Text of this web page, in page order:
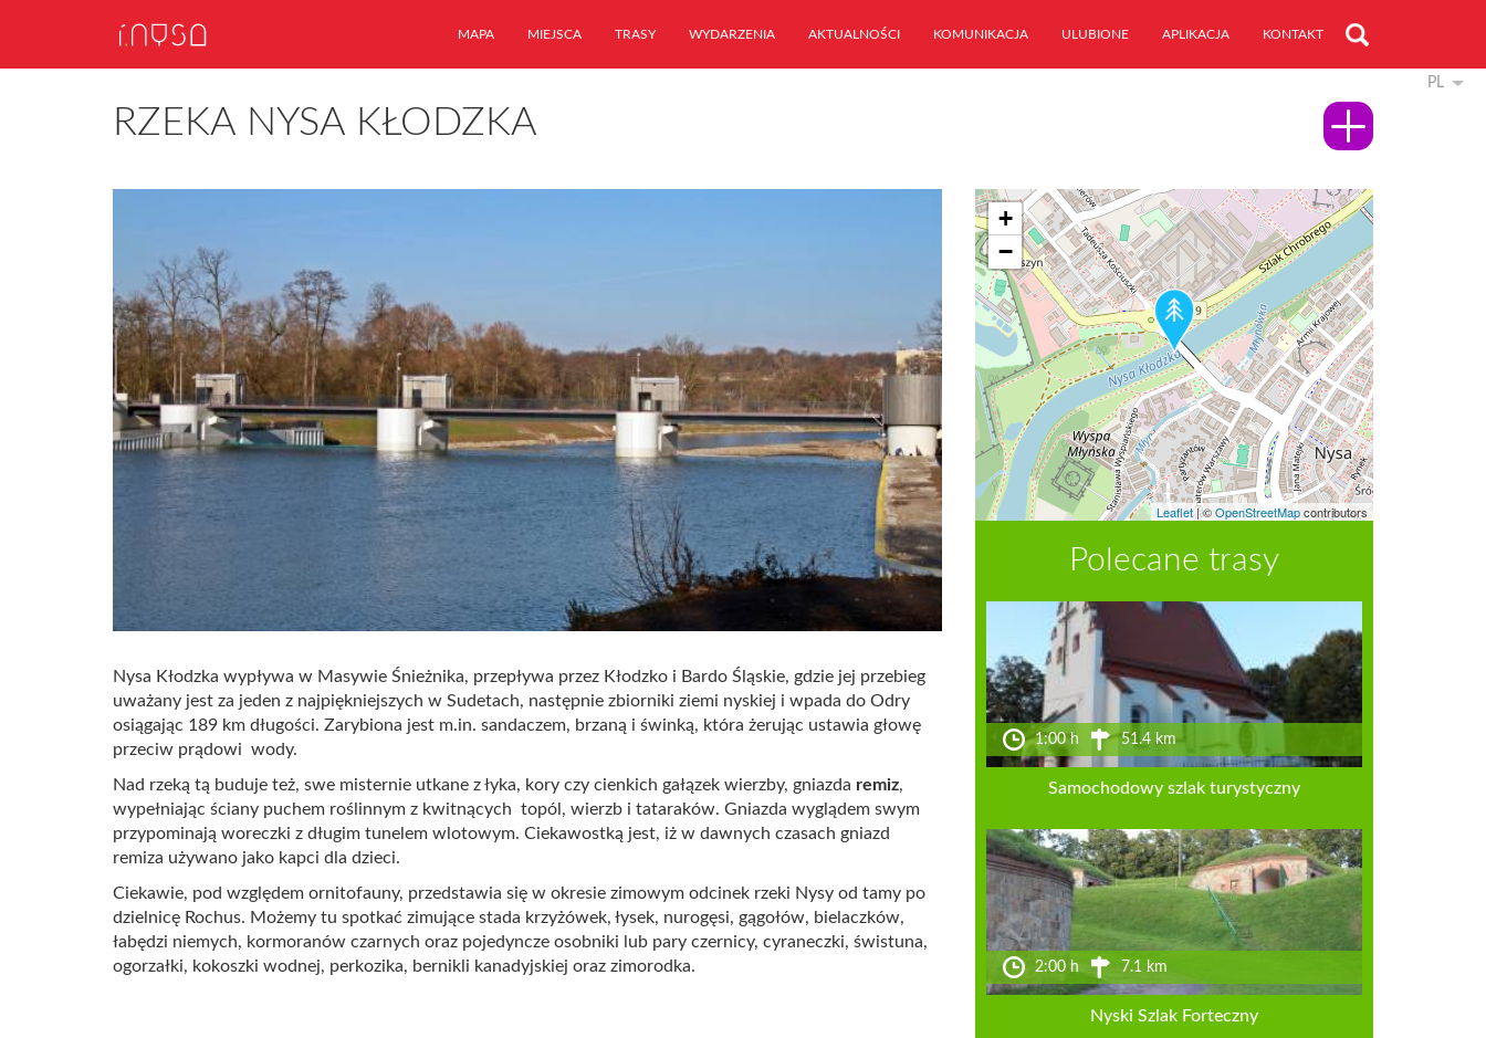
MAPA MIEJSCA TRASY WYDARZENIA AKTUALNOŚCI KOMUNIKACJA ULUBIONE APLIKACJA KONTAKT
PL
RZEKA NYSA KŁODZKA
Nysa Kłodzka wypływa w Masywie Śnieżnika, przepływa przez Kłodzko i Bardo Śląskie, gdzie jej przebieg
uważany jest za jeden z najpiękniejszych w Sudetach, następnie zbiorniki ziemi nyskiej i wpada do Odry
osiągając 189 km długości. Zarybiona jest m.in. sandaczem, brzaną i świnką, która żerując ustawia głowę
przeciw prądowi wody.
Nad rzeką tą buduje też, swe misternie utkane z łyka, kory czy cienkich gałązek wierzby, gniazda remiz,
wypełniając ściany puchem roślinnym z kwitnących topól, wierzb i tataraków. Gniazda wyglądem swym
przypominają woreczki z długim tunelem wlotowym. Ciekawostką jest, iż w dawnych czasach gniazd
remiza używano jako kapci dla dzieci.
Ciekawie, pod względem ornitofauny, przedstawia się w okresie zimowym odcinek rzeki Nysy od tamy po
dzielnicę Rochus. Możemy tu spotkać zimujące stada krzyżówek, łysek, nurogęsi, gągołów, bielaczków,
łabędzi niemych, kormoranów czarnych oraz pojedyncze osobniki lub pary czernicy, cyraneczki, świstuna,
ogorzałki, kokoszki wodnej, perkozika, bernikli kanadyjskiej oraz zimorodka.
+
−
Leaflet|©OpenStreetMapcontributors
Polecane trasy
1:00 h 51.4 km
Samochodowy szlak turystyczny
2:00 h 7.1 km
Nyski Szlak Forteczny